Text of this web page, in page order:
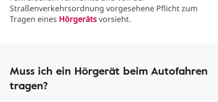
Straßenverkehrsordnung vorgesehene Pflicht zum
Tragen eines Hörgerätsvorsieht.
Muss ich ein Hörgerät beim Autofahren
tragen?